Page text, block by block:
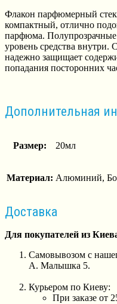
Флакон парфюмерный
компактный, отлично
парфюма. Полупрозрачные
уровень средства внутри.
надежно защищает
попадания посторонних
Дополнительная
Размер: 20мл
Материал: Алюминий,
Доставка
Для покупателей из
Самовывозом с
А. Малышка 5.
Курьером по Киеву:
При заказе от